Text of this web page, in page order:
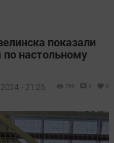
показали
настольному
- 21:25 790 0 0